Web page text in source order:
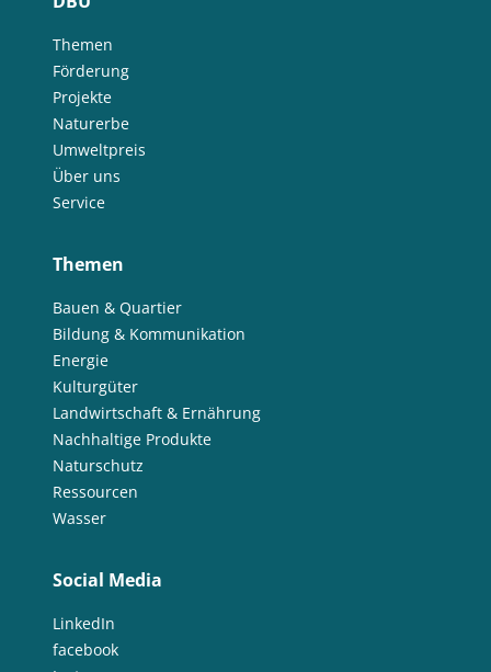
Themen
Förderung
Projekte
Naturerbe
Umweltpreis
Über uns
Service
Themen
Bauen & Quartier
Bildung & Kommunikation
Energie
Kulturgüter
Landwirtschaft & Ernährung
Nachhaltige Produkte
Naturschutz
Ressourcen
Wasser
Social Media
LinkedIn
facebook